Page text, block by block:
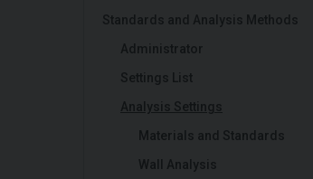
Standards and Analysis Methods
Administrator
Settings List
Analysis Settings
Materials and Standards
Wall Analysis